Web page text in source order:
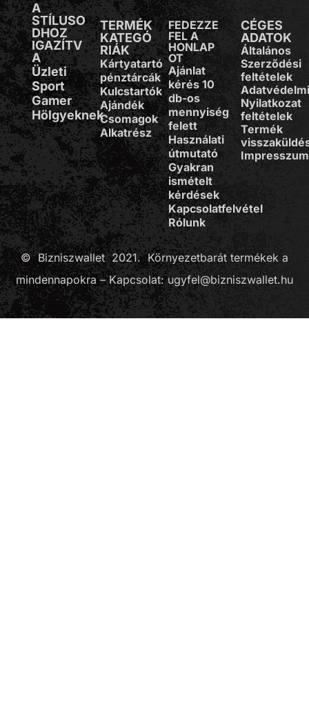
A
STÍLUSO
DHOZ
IGAZÍTV
A
Üzleti
Sport
Gamer
Hölgyeknek
TERMÉK
KATEGÓ
RIÁK
Kártyatartó
pénztárcák
Kulcstartók
Ajándék
Csomagok
Alkatrész
FEDEZZE
FEL A
HONLAP
OT
Ajánlat
kérés 10
db-os
mennyiség
felett
Használati
útmutató
Gyakran
ismételt
kérdések
Kapcsolatfelvétel
Rólunk
CÉGES
ADATOK
Általános
Szerződési
feltételek
Nyilatkozat
feltételek
Termék
Impresszum
© Bizniszwallet 2021. Környezetbarát termékek a
mindennapokra – Kapcsolat: ugyfel@bizniszwallet.hu